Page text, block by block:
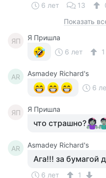
6 лет 13
Показать
ЯП
Я Пришла
6 лет
1
AR
Asmadey Richard's
6
ЯП Я Пришла
что страшно?
AR Asmadey Richard's
Ага!!! за бумагой
6 лет 1